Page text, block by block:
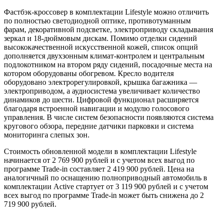
Фастбэк-кроссовер в комплектации Lifestyle можно отличить
по полностью светодиодной оптике, противотуманным
фарам, декоративной подсветке, электроприводу складывания
зеркал и 18-дюймовым дискам. Помимо отделки сидений
высококачественной искусственной кожей, список опций
дополняется двухзонным климат-контролем и центральным
подлокотником на втором ряду сидений, посадочные места на
котором оборудованы обогревом. Кресло водителя
оборудовано электрорегулировкой, крышка багажника —
электроприводом, а аудиосистема увеличивает количество
динамиков до шести. Цифровой функционал расширяется
благодаря встроенной навигации и модулю голосового
управления. В числе систем безопасности появляются система
кругового обзора, передние датчики парковки и система
мониторинга слепых зон.
Стоимость обновленной модели в комплектации Lifestyle
начинается от 2 769 900 рублей и с учетом всех выгод по
программе Trade-in составляет 2 419 900 рублей. Цена на
аналогичный по оснащению полноприводный автомобиль в
комплектации Active стартует от 3 119 900 рублей и с учетом
всех выгод по программе Trade-in может быть снижена до 2
719 900 рублей.